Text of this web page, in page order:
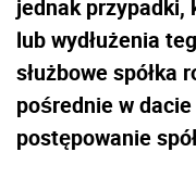
jednak przypadki,
lub wydłużenia
służbowe spółka
pośrednie w
postępowanie